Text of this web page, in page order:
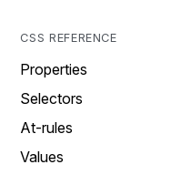
CSS REFERENCE
Properties
Selectors
At-rules
Values